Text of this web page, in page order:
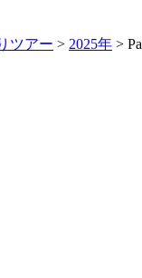
ツアー > 2025年 >